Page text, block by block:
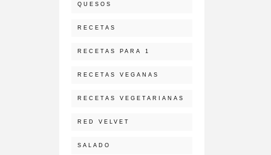
QUESOS
RECETAS
RECETAS PARA 1
RECETAS VEGANAS
RECETAS VEGETARIANAS
RED VELVET
SALADO